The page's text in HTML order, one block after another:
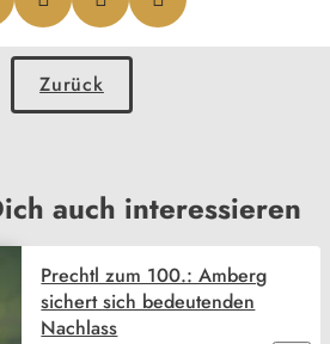
Zurück
auch interessieren
Prechtl zum 100.: Amberg
sichert sich bedeutenden
Nachlass